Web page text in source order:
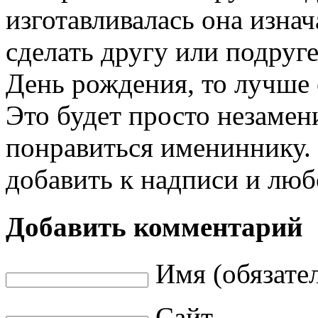
изготавливалась она
сделать другу или
День рождения, то
Это будет просто
понравиться
добавить к надписи и
Добавить комментарий
Имя